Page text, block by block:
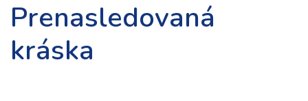
Prenasledovaná
kráska